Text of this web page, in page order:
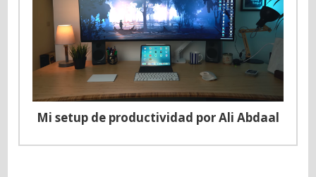
Mi setup de productividad por Ali Abdaal